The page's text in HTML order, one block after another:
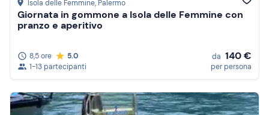
Isola delle Femmine, Palermo
Giornata in gommone a Isola delle Femmine con
pranzo e aperitivo
8,5 ore
5.0
1-13 partecipanti
da 140 €
per persona